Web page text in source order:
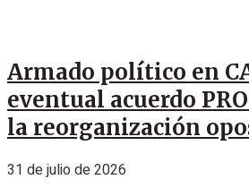
Armado político en
eventual acuerdo
la reorganización
31 de julio de 2026